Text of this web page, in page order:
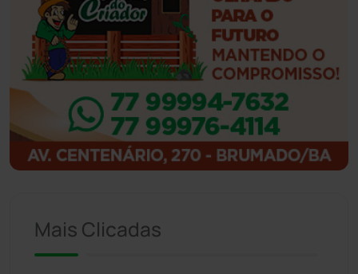
Ibipitanga
Ibitiara (32)
Igaporã
Ituaçu (256)
Jacaraci
Mais Clicadas